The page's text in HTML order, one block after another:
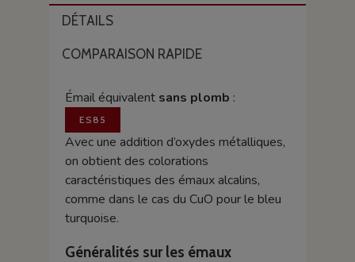
DÉTAILS
COMPARAISON RAPIDE
Émail équivalent sans plomb :
ES85
Avec une addition d’oxydes métalliques,
on obtient des colorations
caractéristiques des émaux alcalins,
comme dans le cas du CuO pour le bleu
turquoise.
Généralités sur les émaux